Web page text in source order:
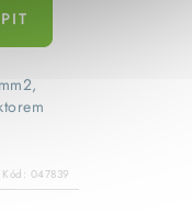
Kód: 047839